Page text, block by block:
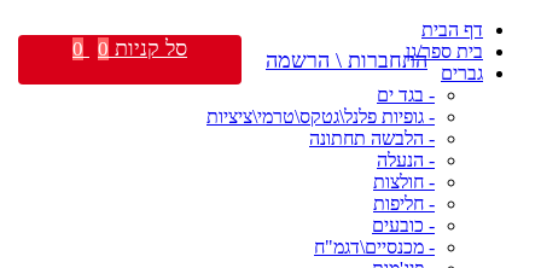
דף הבית
בית ספר/גן
גברים
- בגד ים
- גופיות פלנל\גטקס\טרמי\ציציות
- הלבשה תחתונה
- הנעלה
- חולצות
- חליפות
- כובעים
- מכנסיים\דגמ"ח
התחברות \ הרשמה סל קניות 0
0